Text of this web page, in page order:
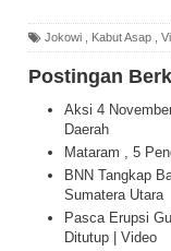
Jokowi Kabut Asap
Postingan
Aksi 4
Daerah
Mataram , 5
BNN Tangkap
Sumatera Utara
Pasca Erupsi
Ditutup | Video